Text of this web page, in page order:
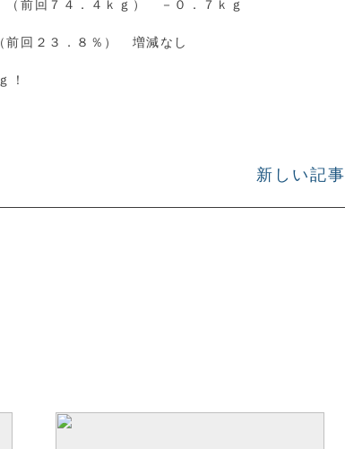
７４．４ｋｇ） －０．７ｋｇ
２３．８％） 増減なし
！
新しい記事